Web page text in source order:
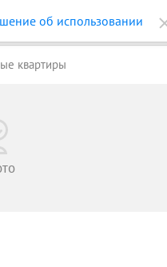
квартиры
об использовании